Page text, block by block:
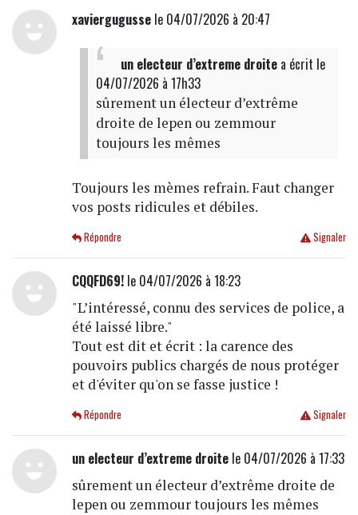
xaviergugussele 04/07/2026 à 20:47
un electeur d’extreme droitea écrit le
04/07/2026 à 17h33
sûrement un électeur d’extrême
droite de lepen ou zemmour
toujours les mêmes
Toujours les mèmes refrain. Faut changer
vos posts ridicules et débiles.
Signaler
Répondre
CQQFD69!le 04/07/2026 à 18:23
"L’intéressé, connu des services de police, a
été laissé libre."
Tout est dit et écrit : la carence des
pouvoirs publics chargés de nous protéger
et d'éviter qu'on se fasse justice !
Signaler
Répondre
un electeur d’extreme droitele 04/07/2026 à 17:33
sûrement un électeur d’extrême droite de
lepen ou zemmour toujours les mêmes